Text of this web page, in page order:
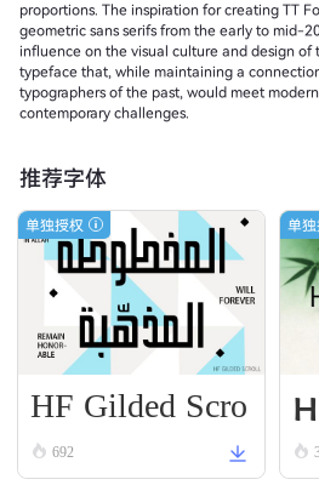
proportions. The inspiration for creating TT Fors came from studying
geometric sans serifs from the early to mid-
influence on the visual culture and design of
typeface that, while maintaining a
typographers of the past, would meet
contemporary challenges.
推荐字体
单独授权
HF Gilded Scro
ll692
单独